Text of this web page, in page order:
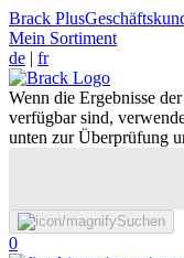
Brack Plus
Mein Sortiment
de | fr
Wenn die Ergebnisse
verfügbar sind,
unten zur Überprüfung
Suchen
0